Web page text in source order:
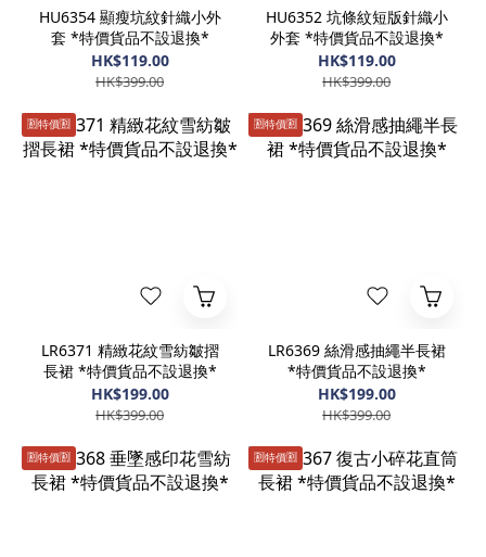
HU6354 顯瘦坑紋針織小外
套 *特價貨品不設退換*
HK$119.00
HK$399.00
HU6352 坑條紋短版針織小
外套 *特價貨品不設退換*
HK$119.00
HK$399.00
🈹️特價🈹️
LR6371 精緻花紋雪紡皺摺
長裙 *特價貨品不設退換*
HK$199.00
HK$399.00
🈹️特價🈹️
LR6369 絲滑感抽繩半長裙
*特價貨品不設退換*
HK$199.00
HK$399.00
🈹️特價🈹️ 🈹️特價🈹️